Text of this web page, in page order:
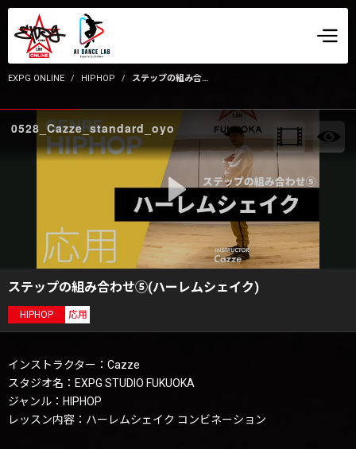
EXPG ONLINE HIPHOP ステップの組み合わせ⑤(ハーレムシェイク)
0528_Cazze_standard_oyo
ステップの組み合わせ⑤(ハーレムシェイク)
HIPHOP 応用
インストラクター：Cazze
スタジオ名：EXPG STUDIO FUKUOKA
ジャンル：HIPHOP
レッスン内容：ハーレムシェイク コンビネーション